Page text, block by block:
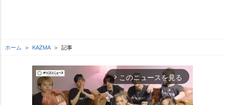
ホーム KAZMA 記事
arrow_forward_ios このニュースを見る